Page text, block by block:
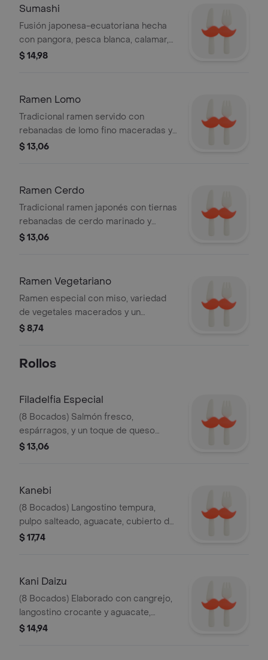
Sumashi
Fusión japonesa-ecuatoriana hecha
con pangora, pesca blanca, calamar,
camarón, pulpo y togarashi.
$ 14,98
Ramen Lomo
Tradicional ramen servido con
rebanadas de lomo fino maceradas y
asadas a fuego vivo, con vegetales
$ 13,06
Ramen Cerdo
Tradicional ramen japonés con tiernas
rebanadas de cerdo marinado y
cocido a nuestro estilo, acompañado
$ 13,06
Ramen Vegetariano
Ramen especial con miso, variedad
de vegetales macerados y un
delicado toque de jengibre.
$ 8,74
Rollos
Filadelfia Especial
(8 Bocados) Salmón fresco,
espárragos, y un toque de queso
crema y cubierto con masago.
$ 13,06
Kanebi
(8 Bocados) Langostino tempura,
pulpo salteado, aguacate, cubierto de
cangrejo, caviar, acompa±ado de
$ 17,74
Kani Daizu
(8 Bocados) Elaborado con cangrejo,
langostino crocante y aguacate,
envuelto en hoja de soya, decorado
$ 14,94